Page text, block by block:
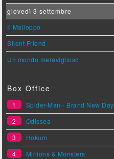
giovedì 3 settembre
Il Malloppo
Silent Friend
Un mondo meraviglioso
Box Office
1
Spider-Man - Brand New Day
2
Odissea
3
Hokum
4
Minions & Monsters